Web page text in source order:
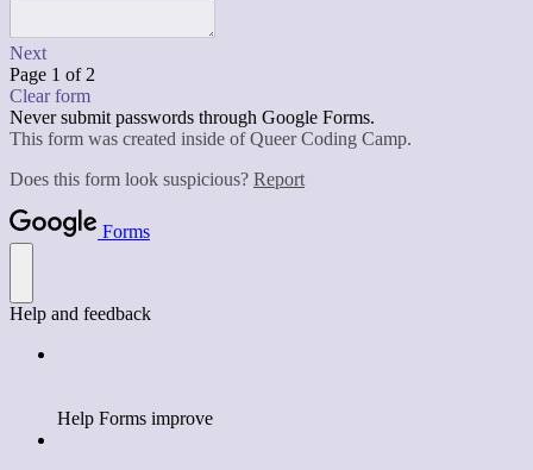
Next
Page 1 of 2
Clear form
Never submit passwords through Google Forms.
This form was created inside of Queer Coding Camp.
Does this form look suspicious? Report
Forms
Help and feedback
Help Forms improve